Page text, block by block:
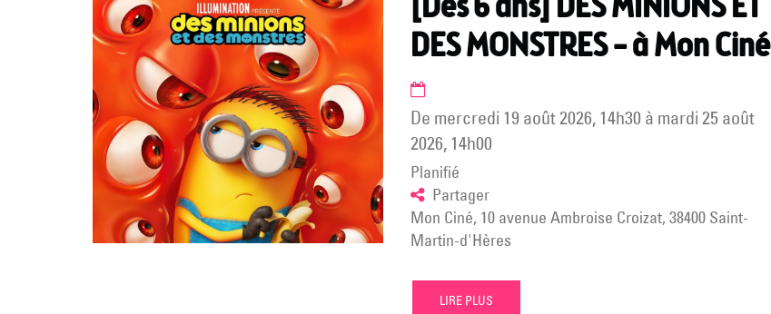
DES MONSTRES – à Mon Ciné
de mercredi 19 août 2026, 14h30 à mardi 25 août
2026, 14h00
Planifié
Partager
Mon Ciné, 10 avenue Ambroise Croizat, 38400 Saint-
Martin-d'Hères
LIRE PLUS